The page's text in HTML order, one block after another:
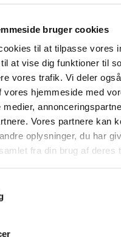
bruger cookies
til at tilpasse vores
at vise dig funktioner til
vores trafik. Vi deler
vores hjemmeside med
medier,
Vores partnere kan
oplysninger, du har
fra din brug af deres
mynder, som her en
Foto: Mediehuset Wiegaarden/
i Myndeklubben,
der holder sammen på